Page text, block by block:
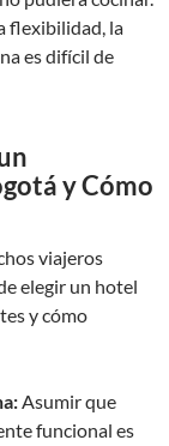
flexibilidad, la
es difícil de
y Cómo
viajeros
elegir un hotel
y cómo
Asumir que
funcional es